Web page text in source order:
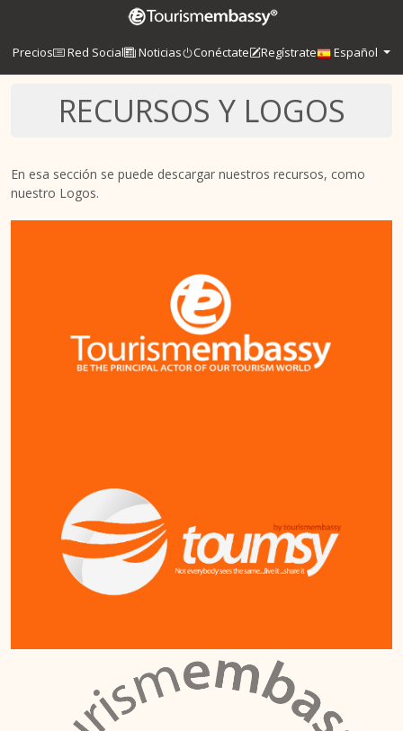
Precios Red Social Noticias Conéctate Regístrate Español
RECURSOS Y LOGOS
En esa sección se puede descargar nuestros recursos, como
nuestro Logos.